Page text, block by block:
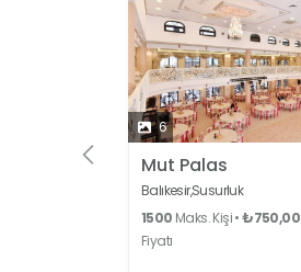
6
Mut Palas
Balıkesir,Susurluk
1500 Maks. Kişi •₺750,00
Fiyatı